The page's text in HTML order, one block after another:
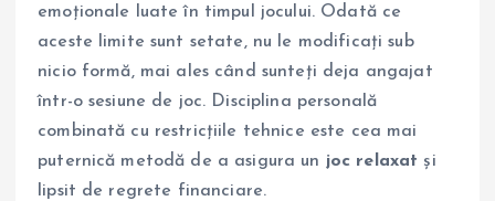
emoționale luate în timpul jocului. Odată ce
aceste limite sunt setate, nu le modificați sub
nicio formă, mai ales când sunteți deja angajat
într-o sesiune de joc. Disciplina personală
combinată cu restricțiile tehnice este cea mai
puternică metodă de a asigura un joc relaxat și
lipsit de regrete financiare.